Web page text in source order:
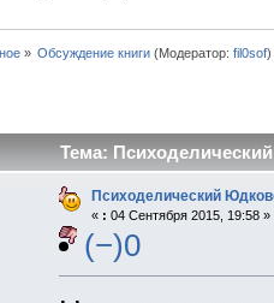
» Обсуждение книги(Модератор: fil0sof)
Тема:
Психоделический
« : 04 Сентября 2015, 19:58 »
(−)0